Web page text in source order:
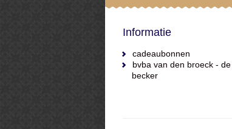
Informatie
cadeaubonnen
bvba van den broeck - de
becker